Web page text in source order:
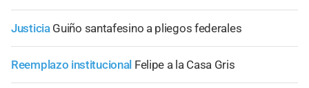
Justicia Guiño santafesino a pliegos federales
Reemplazo institucional Felipe a la Casa Gris